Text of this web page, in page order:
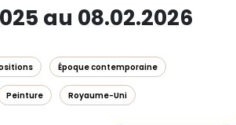
au 08.02.2026
Époque contemporaine
Peinture Royaume-Uni